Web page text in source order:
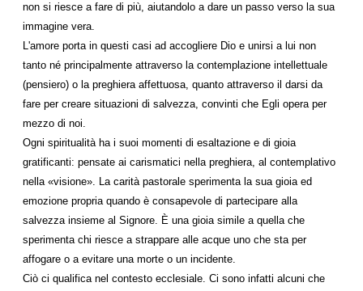
non si riesce a fare di più, aiutandolo a dare un passo verso la sua
immagine vera.
L'amore porta in questi casi ad accogliere Dio e unirsi a lui non
tanto né principalmente attraverso la contemplazione intellettuale
(pensiero) o la preghiera affettuosa, quanto attraverso il darsi da
fare per creare situazioni di salvezza, convinti che Egli opera per
mezzo di noi.
Ogni spiritualità ha i suoi momenti di esaltazione e di gioia
gratificanti: pensate ai carismatici nella preghiera, al contemplativo
nella «visione». La carità pastorale sperimenta la sua gioia ed
emozione propria quando è consapevole di partecipare alla
salvezza insieme al Signore. È una gioia simile a quella che
sperimenta chi riesce a strappare alle acque uno che sta per
affogare o a evitare una morte o un incidente.
Ciò ci qualifica nel contesto ecclesiale. Ci sono infatti alcuni che